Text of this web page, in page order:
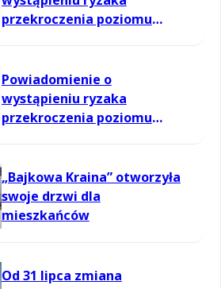
przekroczenia poziomu
Powiadomienie o
wystąpieniu ryzaka
przekroczenia poziomu
„Bajkowa Kraina” otworzyła
swoje drzwi dla
mieszkańców
Od 31 lipca zmiana